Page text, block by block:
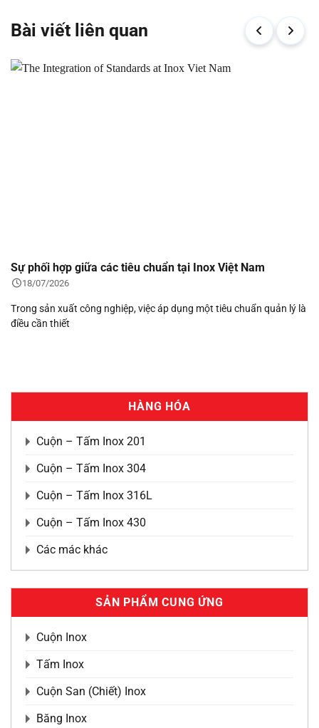
Bài viết liên quan
Sự phối hợp giữa các tiêu chuẩn tại Inox Việt Nam
18/07/2026
Trong sản xuất công nghiệp, việc áp dụng một tiêu chuẩn quản lý là
điều cần thiết
HÀNG HÓA
Cuộn – Tấm Inox 201
Cuộn – Tấm Inox 304
Cuộn – Tấm Inox 316L
Cuộn – Tấm Inox 430
Các mác khác
SẢN PHẨM CUNG ỨNG
Cuộn Inox
Tấm Inox
Cuộn San (Chiết) Inox
Băng Inox